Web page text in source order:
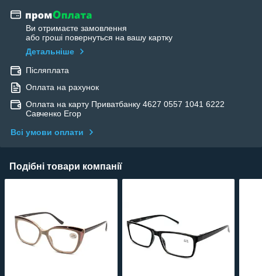
Ви отримаєте замовлення
або гроші повернуться на вашу картку
Детальніше
Післяплата
Оплата на рахунок
Оплата на карту Приватбанку 4627 0557 1041 6222
Савченко Егор
Всі умови оплати
Подібні товари компанії